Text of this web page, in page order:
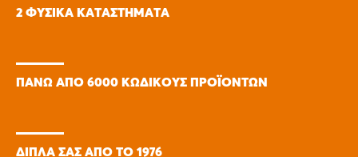
2 ΦΥΣΙΚΑ ΚΑΤΑΣΤΗΜΑΤΑ
ΠΑΝΩ ΑΠΟ 6000 ΚΩΔΙΚΟΥΣ ΠΡΟΪΟΝΤΩΝ
ΔΙΠΛΑ ΣΑΣ ΑΠΟ ΤΟ 1976